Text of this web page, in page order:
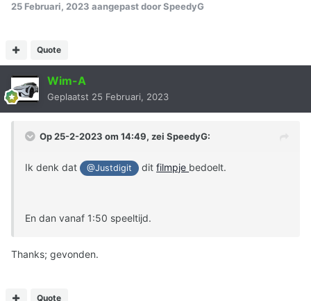
25 Februari, 2023 aangepast door SpeedyG
Quote
Wim-A
Geplaatst 25 Februari, 2023
Op 25-2-2023 om 14:49, zei SpeedyG:
Ik denk dat @Justdigit ditfilmpje bedoelt.
En dan vanaf 1:50 speeltijd.
Thanks; gevonden.
Quote